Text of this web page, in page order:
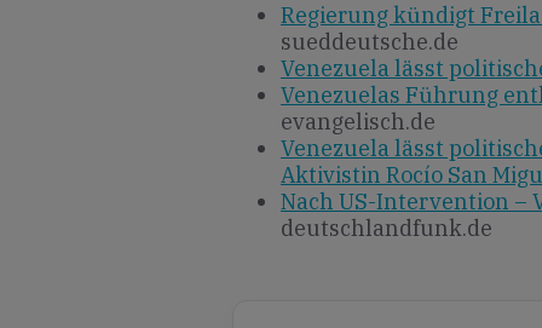
Regierung kündigt
sueddeutsche.de
Venezuela lässt
Venezuelas Führung
evangelisch.de
Venezuela lässt
Aktivistin Rocío San
Nach US-Intervention –
deutschlandfunk.de